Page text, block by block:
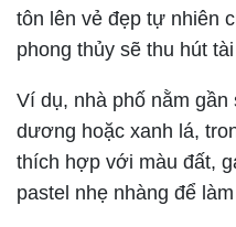
tôn lên vẻ đẹp tự nhiên
phong thủy sẽ thu hút
Ví dụ, nhà phố nằm gần
dương hoặc xanh lá,
thích hợp với màu đất,
pastel nhẹ nhàng để